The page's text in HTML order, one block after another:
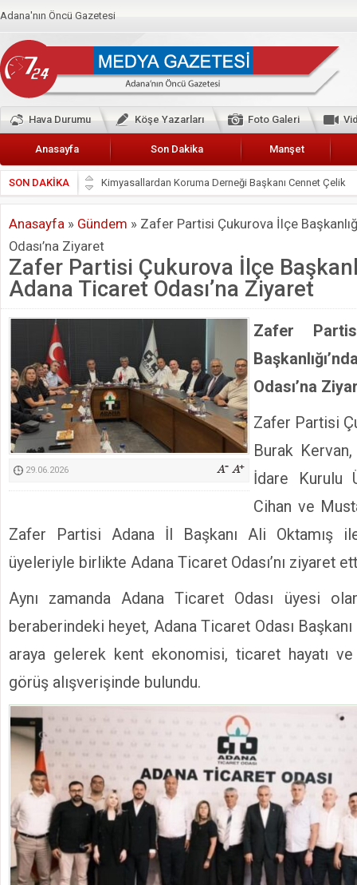
Adana'nın Öncü Gazetesi
Hava Durumu Köşe Yazarları Foto Galeri
Anasayfa Son Dakika Manşet
SON DAKİKA
Başkan Güler’den Başkan Karalar’a hizmet çağrısı
Lokantacılar ve Kebapçılar Esnaf Odası Başkanı Şefik
Hak-İş Abdurrahman Yücel
HDP İL BİNASININ ÖNÜNDE ANNELER TARİH
CEYHAN TİCARET ODASI
Hainler emellerine asla erişemeyecekler
BÖLGEMİZ ÇUKUROVA’DA 2019 YILI PAMUK
İyi Parti Yüreğir İlçe Başkanı Enis Akyürek
Kimyasallardan Koruma Derneği Başkanı Cennet Çelik
Anasayfa » Gündem » Zafer Partisi Çukurova İlçe
Odası’na Ziyaret
Zafer Partisi Çukurova İlçe
Adana Ticaret Odası’na Ziyaret
29.06.2026
Zafer
Odası’na
Zafer Partisi
Burak
İdare Kurulu
Cihan ve
Zafer Partisi Adana İl Başkanı Ali Oktamış
üyeleriyle birlikte Adana Ticaret Odası’nı ziyaret
Aynı zamanda Adana Ticaret Odası üyesi
beraberindeki heyet, Adana Ticaret Odası
araya gelerek kent ekonomisi, ticaret hayatı
görüş alışverişinde bulundu.